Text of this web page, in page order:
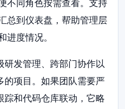
不同角色按需查看。支持
总到仪表盘，帮助管理层
进度情况。
研发管理、跨部门协作以
的项目。如果团队需要严
踪和代码仓库联动，它略